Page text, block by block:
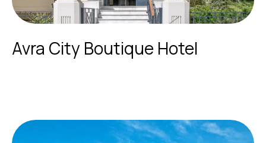
Avra City Boutique Hotel